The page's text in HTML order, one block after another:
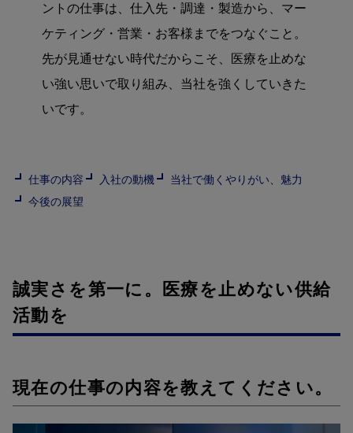
ントの仕事は、仕入先・調達・製造から、マー
ケティング・営業・お客様までをつなぐこと。
先が見通せない時代だからこそ、医療を止めな
い強い思いで取り組み、当社を強くしていきた
いです。
仕事の内容 入社の動機
当社で働くやりがい、魅力
今後の展望
誠実さを第一に。医療を止めない供給
活動を
現在の仕事の内容を教えてください。